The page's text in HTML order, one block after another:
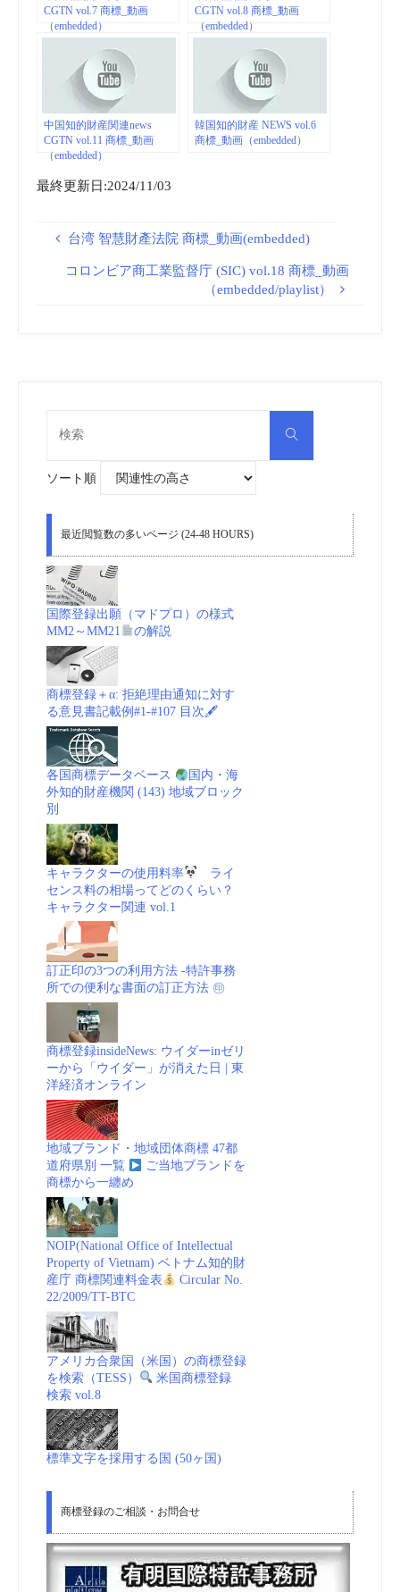
CGTN vol.7 商標_動画
（embedded）
CGTN vol.8 商標_動画
（embedded）
中国知的財産関連news
CGTN vol.11 商標_動画
（embedded）
韓国知的財産 NEWS vol.6
商標_動画（embedded）
最終更新日:2024/11/03
台湾 智慧財產法院 商標_動画(embedded)
コロンビア商工業監督庁 (SIC) vol.18 商標_動画
（embedded/playlist）
検
ソート順
最近閲覧数の多いページ (24-48 HOURS)
国際登録出願（マドプロ）の様式
MM2～MM21
の解説
商標登録＋α: 拒絶理由通知に対す
る意見書記載例#1-#107 目次🖋
各国商標データベース
国内・海
外知的財産機関 (143) 地域ブロック
別
キャラクターの使用料率
ライ
センス料の相場ってどのくらい？
キャラクター関連 vol.1
訂正印の3つの利用方法 -特許事務
所での便利な書面の訂正方法 ㊞
商標登録insideNews: ウイダーinゼリ
ーから「ウイダー」が消えた日 | 東
洋経済オンライン
地域ブランド・地域団体商標 47都
道府県別 一覧
ご当地ブランドを
商標から一纏め
NOIP(National Office of Intellectual
Property of Vietnam) ベトナム知的財
産庁 商標関連料金表
Circular No.
22/2009/TT-BTC
アメリカ合衆国（米国）の商標登録
を検索（TESS）
米国商標登録
検索 vol.8
標準文字を採用する国 (50ヶ国)
商標登録のご相談・お問合せ